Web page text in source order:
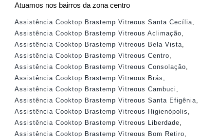
Atuamos nos bairros da zona centro
Assistência Cooktop Brastemp Vitreous Santa Cecília
Assistência Cooktop Brastemp Vitreous Aclimação
Assistência Cooktop Brastemp Vitreous Bela Vista
Assistência Cooktop Brastemp Vitreous Centro
Assistência Cooktop Brastemp Vitreous Consolação
Assistência Cooktop Brastemp Vitreous Brás
Assistência Cooktop Brastemp Vitreous Cambuci
Assistência Cooktop Brastemp Vitreous Santa Efigênia
Assistência Cooktop Brastemp Vitreous Higienópolis
Assistência Cooktop Brastemp Vitreous Liberdade
Assistência Cooktop Brastemp Vitreous Bom Retiro